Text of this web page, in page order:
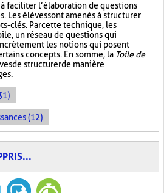
faciliter l’élaboration de questions
Les élèves sont amenés à structurer
clés. Par cette technique, les
un réseau de questions qui
les notions qui posent
concepts. En somme, la Toile de
de structurer de manière
(12)